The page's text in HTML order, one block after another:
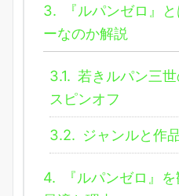
3.
『ルパンゼロ』
ーなのか解説
3.1. 若きルパン三
スピンオフ
3.2. ジャンルと作
4.
『ルパンゼロ』